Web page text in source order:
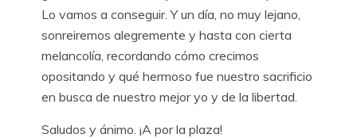
Lo vamos a conseguir. Y un día, no muy lejano,
sonreiremos alegremente y hasta con cierta
melancolía, recordando cómo crecimos
opositando y qué hermoso fue nuestro sacrificio
en busca de nuestro mejor yo y de la libertad.
Saludos y ánimo. ¡A por la plaza!